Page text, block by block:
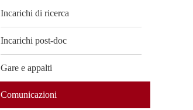
Incarichi di ricerca
Incarichi post-doc
Gare e appalti
Comunicazioni